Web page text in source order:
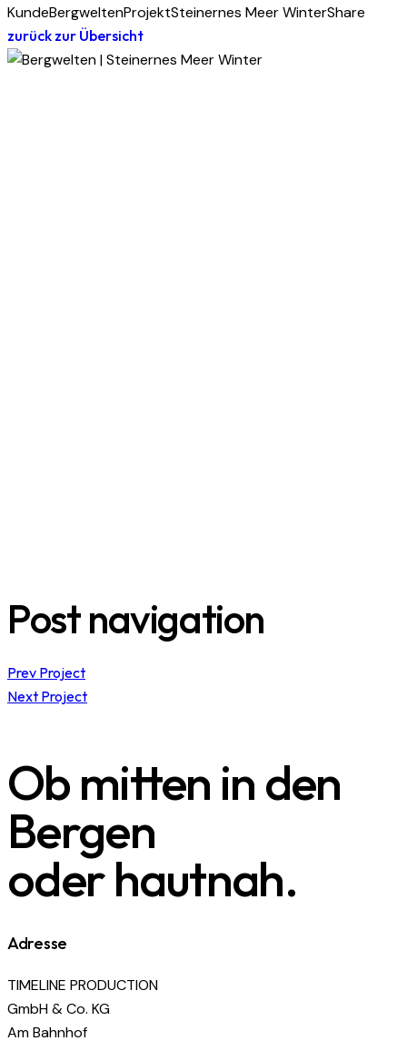
KundeBergweltenProjektSteinernes Meer WinterShare
zurück zur Übersicht
Post navigation
Prev Project
Next Project
Ob mitten in den
Bergen
oder hautnah.
Adresse
TIMELINE PRODUCTION
GmbH & Co. KG
Am Bahnhof